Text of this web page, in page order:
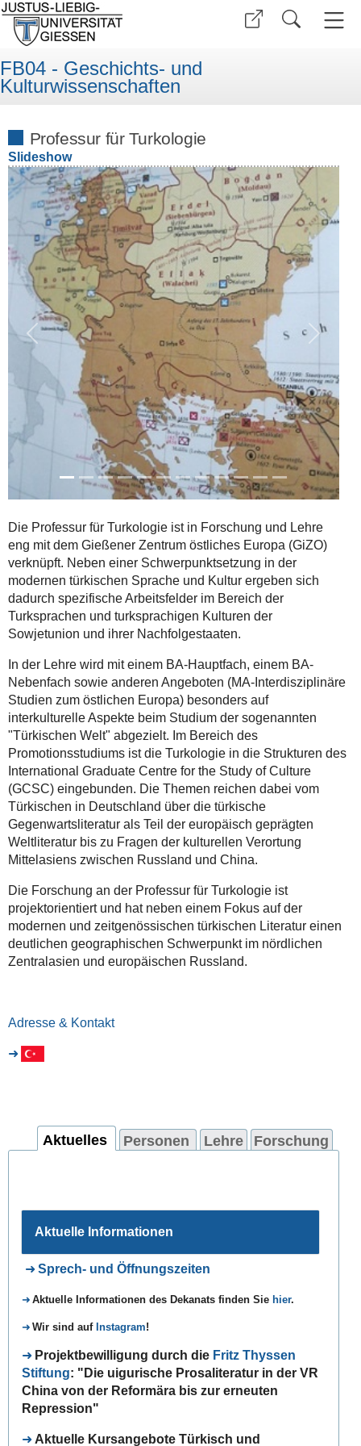
FB04 - Geschichts- und
Kulturwissenschaften
Professur für Turkologie
Slideshow
Previous Next
Die Professur für Turkologie ist in Forschung und Lehre
eng mit dem Gießener Zentrum östliches Europa (GiZO)
verknüpft. Neben einer Schwerpunktsetzung in der
modernen türkischen Sprache und Kultur ergeben sich
dadurch spezifische Arbeitsfelder im Bereich der
Turksprachen und turksprachigen Kulturen der
Sowjetunion und ihrer Nachfolgestaaten.
In der Lehre wird mit einem BA-Hauptfach, einem BA-
Nebenfach sowie anderen Angeboten (MA-Interdisziplinäre
Studien zum östlichen Europa) besonders auf
interkulturelle Aspekte beim Studium der sogenannten
"Türkischen Welt" abgezielt. Im Bereich des
Promotionsstudiums ist die Turkologie in die Strukturen des
International Graduate Centre for the Study of Culture
(GCSC) eingebunden. Die Themen reichen dabei vom
Türkischen in Deutschland über die türkische
Gegenwartsliteratur als Teil der europäisch geprägten
Weltliteratur bis zu Fragen der kulturellen Verortung
Mittelasiens zwischen Russland und China.
Die Forschung an der Professur für Turkologie ist
projektorientiert und hat neben einem Fokus auf der
modernen und zeitgenössischen türkischen Literatur einen
deutlichen geographischen Schwerpunkt im nördlichen
Zentralasien und europäischen Russland.
Adresse & Kontakt
Aktuelles Personen Lehre Forschung
Aktuelle Informationen
Sprech- und Öffnungszeiten
Aktuelle Informationen desDekanats finden Sie hier.
Wir sind auf Instagram!
Projektbewilligung durch die Fritz Thyssen
Stiftung: "Die uigurische Prosaliteratur in der VR
China von der Reformära bis zur erneuten
Repression"
Aktuelle Kursangebote Türkisch und